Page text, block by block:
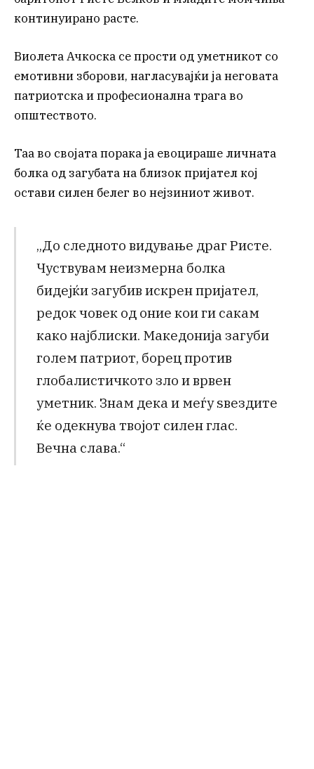
континуирано расте.
Виолета Ачкоска се прости од уметникот со
емотивни зборови, нагласувајќи ја неговата
патриотска и професионална трага во
општеството.
Таа во својата порака ја евоцираше личната
болка од загубата на близок пријател кој
остави силен белег во нејзиниот живот.
„До следното видување драг Ристе.
Чуствувам неизмерна болка
бидејќи загубив искрен пријател,
редок човек од оние кои ги сакам
како најблиски. Македонија загуби
голем патриот, борец против
глобалистичкото зло и врвен
уметник. Знам дека и меѓу sвездите
ќе одекнува твојот силен глас.
Вечна слава.“